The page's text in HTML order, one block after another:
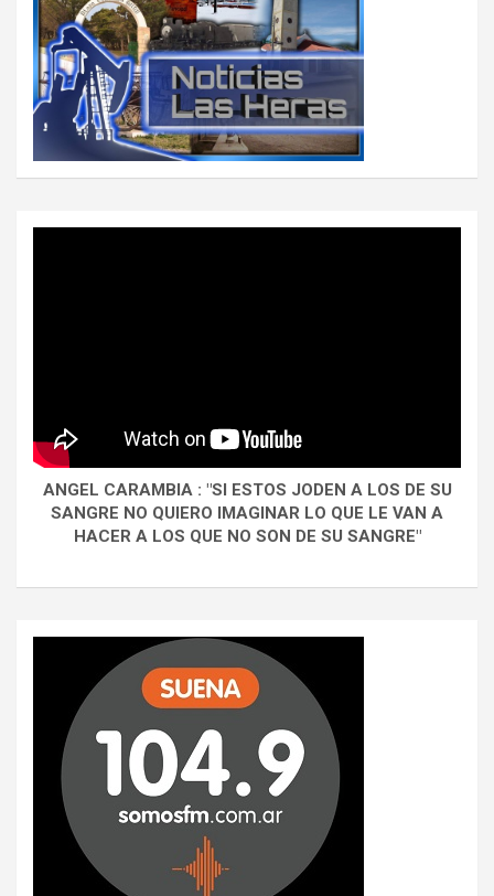
ANGEL CARAMBIA : "SI ESTOS JODEN A LOS DE SU
SANGRE NO QUIERO IMAGINAR LO QUE LE VAN A
HACER A LOS QUE NO SON DE SU SANGRE"